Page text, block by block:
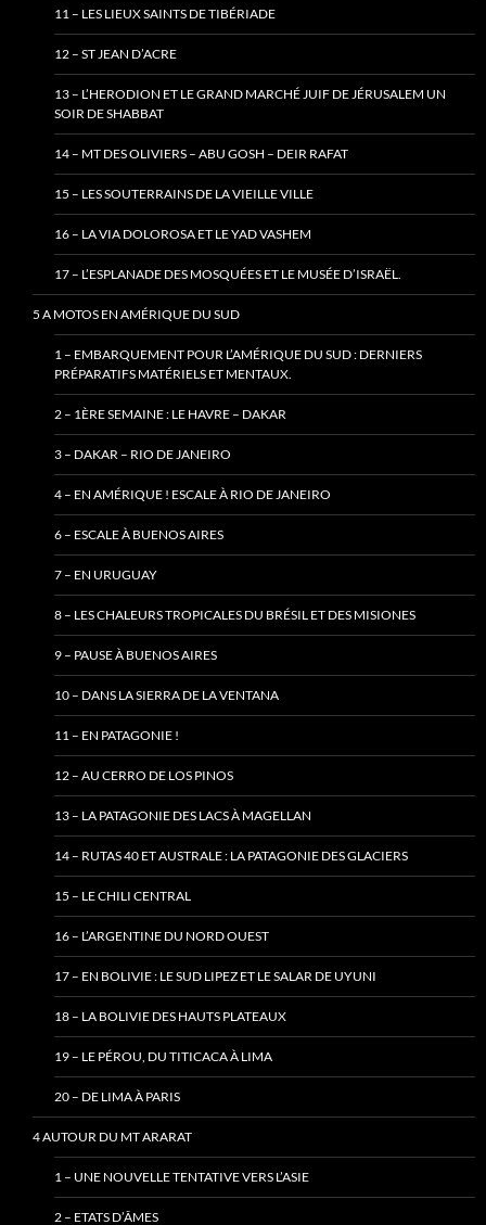
11 – LES LIEUX SAINTS DE TIBÉRIADE
12 – ST JEAN D’ACRE
13 – L’HERODION ET LE GRAND MARCHÉ JUIF DE JÉRUSALEM UN
SOIR DE SHABBAT
14 – MT DES OLIVIERS – ABU GOSH – DEIR RAFAT
15 – LES SOUTERRAINS DE LA VIEILLE VILLE
16 – LA VIA DOLOROSA ET LE YAD VASHEM
17 – L’ESPLANADE DES MOSQUÉES ET LE MUSÉE D’ISRAËL.
5 A MOTOS EN AMÉRIQUE DU SUD
1 – EMBARQUEMENT POUR L’AMÉRIQUE DU SUD : DERNIERS
PRÉPARATIFS MATÉRIELS ET MENTAUX.
2 – 1ÈRE SEMAINE : LE HAVRE – DAKAR
3 – DAKAR – RIO DE JANEIRO
4 – EN AMÉRIQUE ! ESCALE À RIO DE JANEIRO
6 – ESCALE À BUENOS AIRES
7 – EN URUGUAY
8 – LES CHALEURS TROPICALES DU BRÉSIL ET DES MISIONES
9 – PAUSE À BUENOS AIRES
10 – DANS LA SIERRA DE LA VENTANA
11 – EN PATAGONIE !
12 – AU CERRO DE LOS PINOS
13 – LA PATAGONIE DES LACS À MAGELLAN
14 – RUTAS 40 ET AUSTRALE : LA PATAGONIE DES GLACIERS
15 – LE CHILI CENTRAL
16 – L’ARGENTINE DU NORD OUEST
17 – EN BOLIVIE : LE SUD LIPEZ ET LE SALAR DE UYUNI
18 – LA BOLIVIE DES HAUTS PLATEAUX
19 – LE PÉROU, DU TITICACA À LIMA
20 – DE LIMA À PARIS
4 AUTOUR DU MT ARARAT
1 – UNE NOUVELLE TENTATIVE VERS L’ASIE
2 – ETATS D’ÂMES